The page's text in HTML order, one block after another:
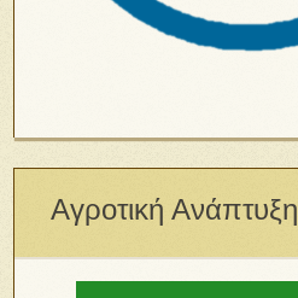
Αγροτική Ανάπτυξη